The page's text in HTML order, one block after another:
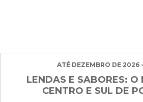
ATÉ DEZEMBRO DE 2026
LENDAS E SABORES: O
CENTRO E SUL DE